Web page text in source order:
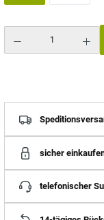
sicher
telefonischer